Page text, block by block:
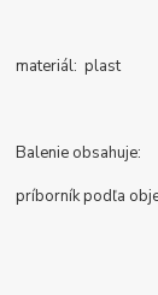
materiál: plast
Balenie obsahuje:
príborník podľa